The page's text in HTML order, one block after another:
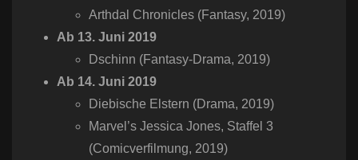
Arthdal Chronicles​ (Fantasy, 2019)
Ab 13. Juni 2019
Dschinn​ (Fantasy-Drama, 2019)
Ab 14. Juni 2019
Diebische Elstern​ (Drama, 2019)
Marvel’s Jessica Jones​, Staffel 3
(Comicverfilmung, 2019)